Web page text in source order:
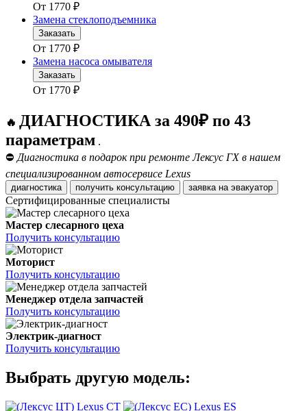
От 1770 ₽
Замена стеклоподъемника
Заказать
От 1770 ₽
Замена насоса омывателя
Заказать
От 1770 ₽
🔥 ДИАГНОСТИКА за 490₽ по 43
параметрам .
⛔ Диагностика в подарок при ремонте Лексус ГХ в нашем
специализированном автосервисе Lexus
диагностика получить консультацию заявка на эвакуатор
Сертифицированные специалисты
Мастер слесарного цеха
Получить консультацию
Моторист
Получить консультацию
Менеджер отдела запчастей
Получить консультацию
Электрик-диагност
Получить консультацию
Выбрать другую модель:
Lexus CT Lexus ES